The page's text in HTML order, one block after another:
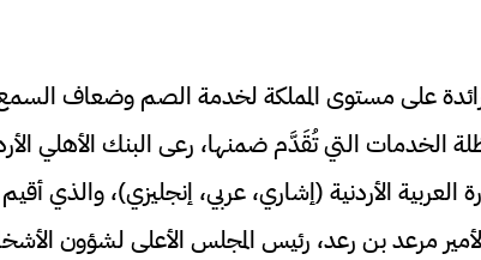
على مستوى المملكة لخدمة الصم وضعاف
الخدمات التي تُقَدَّم ضمنها، رعى البنك الأهلي
الأردنية (إشاري، عربي، إنجليزي)، والذي
مرعد بن رعد، رئيس المجلس الأعلى لشؤون